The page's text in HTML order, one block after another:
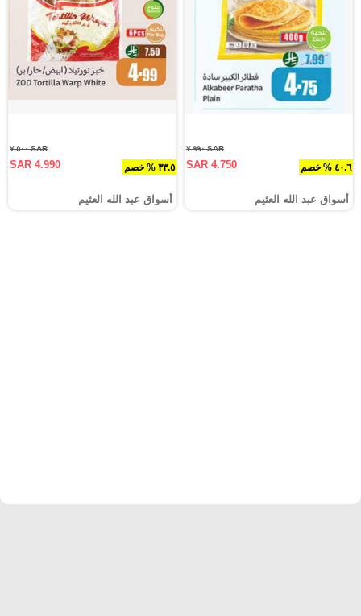
٤٠.٦ % خصم
SAR ٧.٩٩٠
SAR 4.750
أسواق عبد الله العثيم
٣٣.٥ % خصم
SAR ٧.٥٠٠
SAR 4.990
أسواق عبد الله العثيم